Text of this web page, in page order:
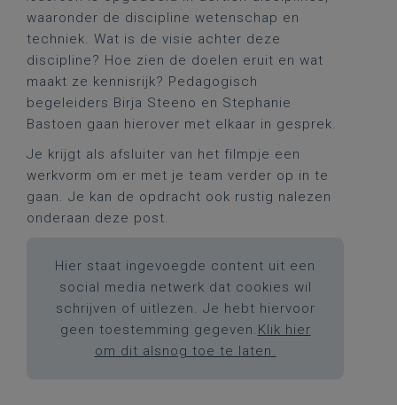
waaronder de discipline wetenschap en
techniek. Wat is de visie achter deze
discipline? Hoe zien de doelen eruit en wat
maakt ze kennisrijk? Pedagogisch
begeleiders Birja Steeno en Stephanie
Bastoen gaan hierover met elkaar in gesprek.
Je krijgt als afsluiter van het filmpje een
werkvorm om er met je team verder op in te
gaan. Je kan de opdracht ook rustig nalezen
onderaan deze post.
Hier staat ingevoegde content uit een
social media netwerk dat cookies wil
schrijven of uitlezen. Je hebt hiervoor
geen toestemming gegeven. Klik hier
om dit alsnog toe te laten.